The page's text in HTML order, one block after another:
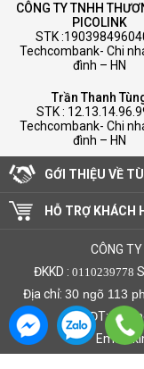
CÔNG TY TNHH
PICOLINK
STK
Techcombank- Chi
đình – HN
Trần Thanh
STK :
Techcombank- Chi
đình – HN
GỚI THIỆU VỀ
HỖ TRỢ KHÁCH
CÔNG
ĐKKD : 0110239778
Địa chỉ: 30 ngõ 113
ĐT:
Email: